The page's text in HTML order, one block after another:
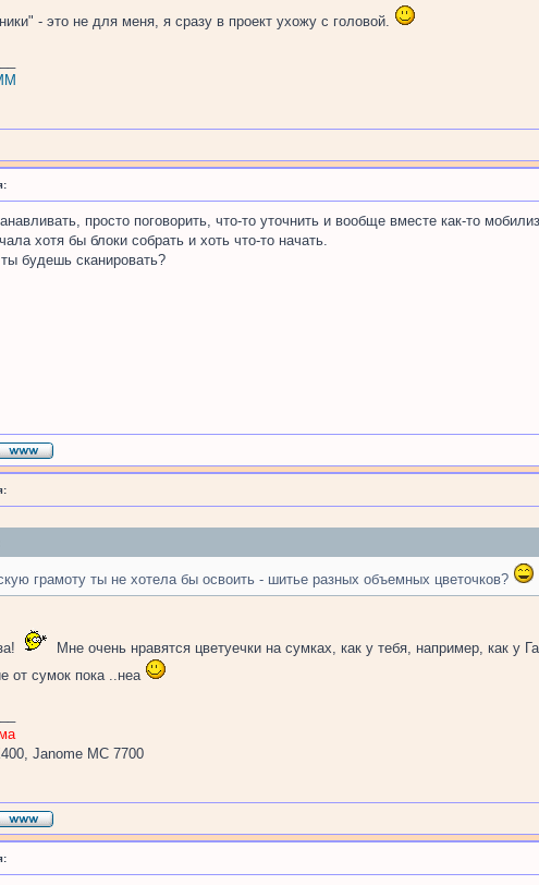
- это не для меня, я сразу в проект ухожу с головой.
просто поговорить, что-то уточнить и вообще вместе как-то
хотя бы блоки собрать и хоть что-то начать.
будешь сканировать?
грамоту ты не хотела бы освоить - шитье разных объемных цветочков?
Мне очень нравятся цветуечки на сумках, как у тебя, например, как у
от сумок пока ..неа
Janome MC 7700